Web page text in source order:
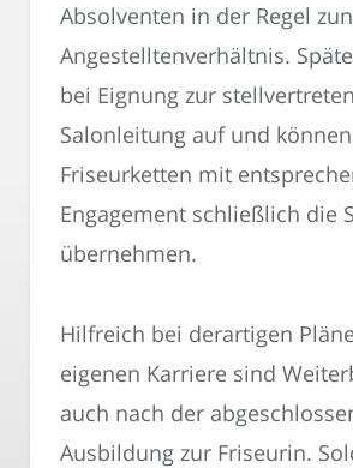
Absolventen in der Regel
Angestelltenverhältnis.
bei Eignung zur
Salonleitung auf und
Friseurketten mit
Engagement schließlich die
übernehmen.
Hilfreich bei derartigen
eigenen Karriere sind
auch nach der
Ausbildung zur Friseurin.